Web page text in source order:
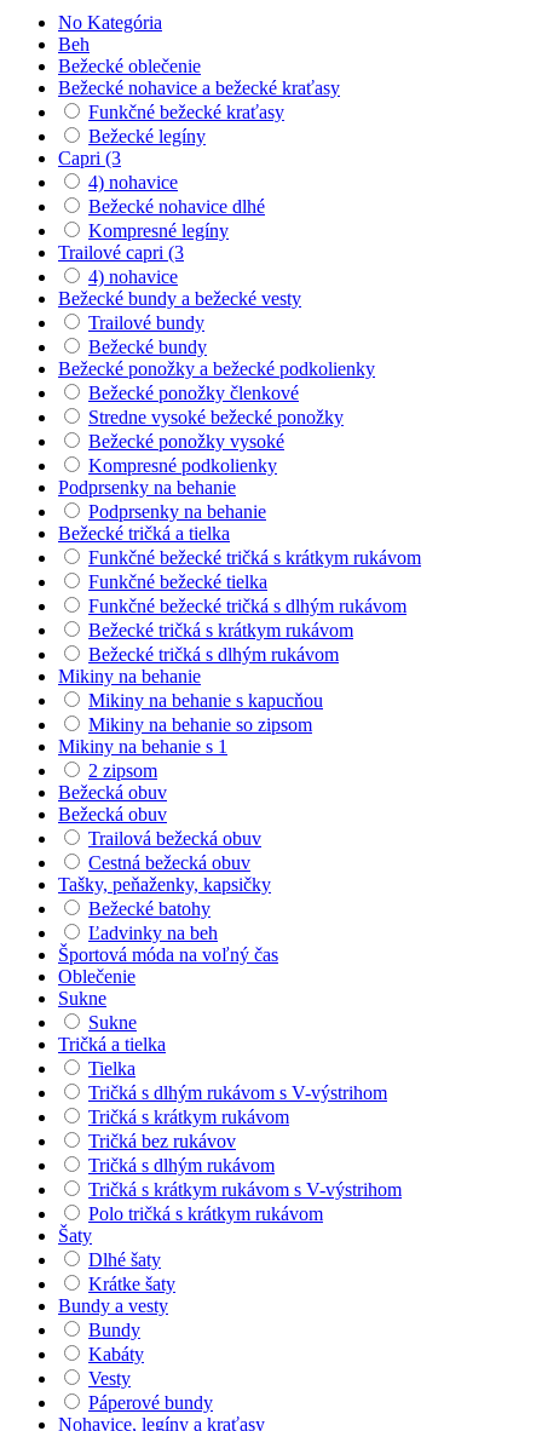
No Kategória
Beh
Bežecké oblečenie
Bežecké nohavice a bežecké kraťasy
Funkčné bežecké kraťasy
Bežecké legíny
Capri (3
4) nohavice
Bežecké nohavice dlhé
Kompresné legíny
Trailové capri (3
4) nohavice
Bežecké bundy a bežecké vesty
Trailové bundy
Bežecké bundy
Bežecké ponožky a bežecké podkolienky
Bežecké ponožky členkové
Stredne vysoké bežecké ponožky
Bežecké ponožky vysoké
Kompresné podkolienky
Podprsenky na behanie
Podprsenky na behanie
Bežecké tričká a tielka
Funkčné bežecké tričká s krátkym rukávom
Funkčné bežecké tielka
Funkčné bežecké tričká s dlhým rukávom
Bežecké tričká s krátkym rukávom
Bežecké tričká s dlhým rukávom
Mikiny na behanie
Mikiny na behanie s kapucňou
Mikiny na behanie so zipsom
Mikiny na behanie s 1
2 zipsom
Bežecká obuv
Bežecká obuv
Trailová bežecká obuv
Cestná bežecká obuv
Tašky, peňaženky, kapsičky
Bežecké batohy
Ľadvinky na beh
Športová móda na voľný čas
Oblečenie
Sukne
Sukne
Tričká a tielka
Tielka
Tričká s dlhým rukávom s V-výstrihom
Tričká s krátkym rukávom
Tričká bez rukávov
Tričká s dlhým rukávom
Tričká s krátkym rukávom s V-výstrihom
Polo tričká s krátkym rukávom
Šaty
Dlhé šaty
Krátke šaty
Bundy a vesty
Bundy
Kabáty
Vesty
Páperové bundy
Nohavice, legíny a kraťasy